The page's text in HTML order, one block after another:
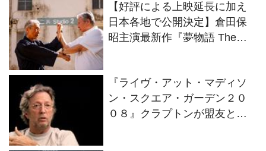
【好評による上映延長に加え
日本各地で公開決定】倉田保
昭主演最新作『夢物語 The
『ライヴ・アット・マディソ
ン・スクエア・ガーデン２０
０８』クラプトンが盟友との